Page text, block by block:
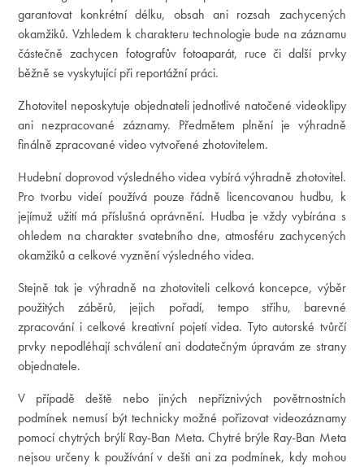
garantovat konkrétní délku, obsah ani rozsah zachycených
okamžiků. Vzhledem k charakteru technologie bude na záznamu
částečně zachycen fotografův fotoaparát, ruce či další prvky
běžně se vyskytující při reportážní práci.
Zhotovitel neposkytuje objednateli jednotlivé natočené videoklipy
ani nezpracované záznamy. Předmětem plnění je výhradně
finálně zpracované video vytvořené zhotovitelem.
Hudební doprovod výsledného videa vybírá výhradně zhotovitel.
Pro tvorbu videí používá pouze řádně licencovanou hudbu, k
jejímuž užití má příslušná oprávnění. Hudba je vždy vybírána s
ohledem na charakter svatebního dne, atmosféru zachycených
okamžiků a celkové vyznění výsledného videa.
Stejně tak je výhradně na zhotoviteli celková koncepce, výběr
použitých záběrů, jejich pořadí, tempo střihu, barevné
zpracování i celkové kreativní pojetí videa. Tyto autorské tvůrčí
prvky nepodléhají schválení ani dodatečným úpravám ze strany
objednatele.
V případě deště nebo jiných nepříznivých povětrnostních
podmínek nemusí být technicky možné pořizovat videozáznamy
pomocí chytrých brýlí Ray-Ban Meta. Chytré brýle Ray-Ban Meta
nejsou určeny k používání v dešti ani za podmínek, kdy mohou